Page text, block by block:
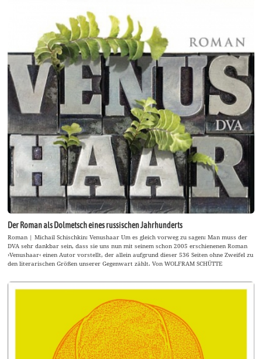
Der Roman als Dolmetsch eines russischen Jahrhunderts
Roman | Michail Schischkin: Venushaar Um es gleich vorweg zu sagen: Man muss der
DVA sehr dankbar sein, dass sie uns nun mit seinem schon 2005 erschienenen Roman
›Venushaar‹ einen Autor vorstellt, der allein aufgrund dieser 536 Seiten ohne Zweifel zu
den literarischen Größen unserer Gegenwart zählt. Von WOLFRAM SCHÜTTE